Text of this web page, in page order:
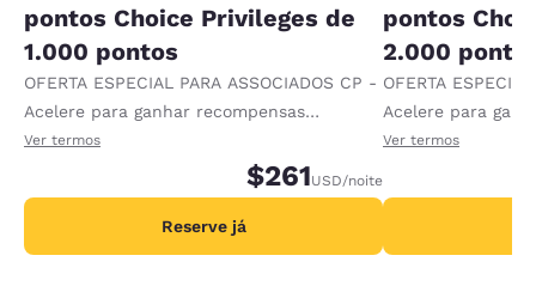
pontos Choice Privileges de
1.000 pontos
OFERTA ESPECIAL PARA ASSOCIADOS CP -
Acelere para ganhar recompensas
recebendo 1.000 pontos extras por diária.
Ver termos
$261USD/noite
Reserve já
pontos
2.000
OFERTA
Acelere para
recebendo 2.000
Ver termos